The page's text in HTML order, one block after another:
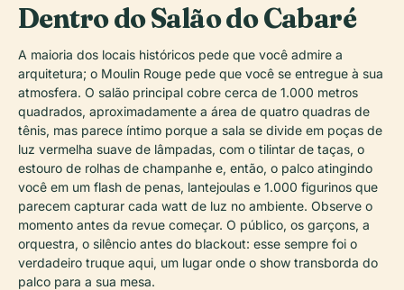
Dentro do Salão do Cabaré
A maioria dos locais históricos pede que você admire a
arquitetura; o Moulin Rouge pede que você se entregue à sua
atmosfera. O salão principal cobre cerca de 1.000 metros
quadrados, aproximadamente a área de quatro quadras de
tênis, mas parece íntimo porque a sala se divide em poças de
luz vermelha suave de lâmpadas, com o tilintar de taças, o
estouro de rolhas de champanhe e, então, o palco atingindo
você em um flash de penas, lantejoulas e 1.000 figurinos que
parecem capturar cada watt de luz no ambiente. Observe o
momento antes da revue começar. O público, os garçons, a
orquestra, o silêncio antes do blackout: esse sempre foi o
verdadeiro truque aqui, um lugar onde o show transborda do
palco para a sua mesa.